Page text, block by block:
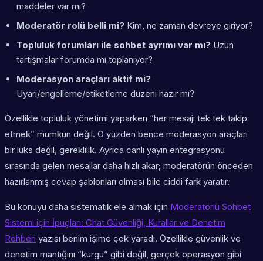
maddeler var mı?
Moderatör rolü belli mi? Kim, ne zaman devreye giriyor?
Topluluk forumları ile sohbet ayrımı var mı? Uzun
tartışmalar forumda mı toplanıyor?
Moderasyon araçları aktif mi?
Uyarı/engelleme/etiketleme düzeni hazır mı?
Özellikle topluluk yönetimi yaparken “her mesajı tek tek takip
etmek” mümkün değil. O yüzden bence moderasyon araçları
bir lüks değil, gereklilik. Ayrıca canlı yayın entegrasyonu
sırasında gelen mesajlar daha hızlı akar; moderatörün önceden
hazırlanmış cevap şablonları olması bile ciddi fark yaratır.
Bu konuyu daha sistematik ele almak için Moderatörlü Sohbet
Sistemi için İpuçları: Chat Güvenliği, Kurallar ve Denetim
Rehberi yazısı benim işime çok yaradı. Özellikle güvenlik ve
denetim mantığını “kurgu” gibi değil, gerçek operasyon gibi